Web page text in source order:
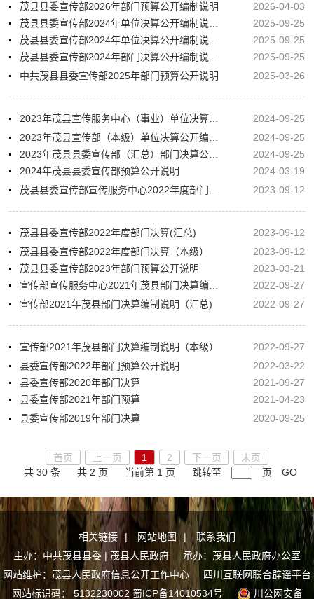
茂县县委宣传部2026年部门预算公开编制说明
2026-04-03
2025-09-25
2025-09-25
2025-09-25
中共茂县县委宣传部2025年部门预算公开说明
2025-03-26
2024-09-25
2024-09-25
2024-09-25
2024年茂县县委宣传部预算公开说明
2024-03-19
2023-09-12
茂县县委宣传部2022年度部门决算(汇总)
2023-09-12
茂县县委宣传部2022年度部门决算（本级）
2023-09-12
茂县县委宣传部2023年部门预算公开说明
2023-03-21
2022-09-27
宣传部2021年茂县部门决算编制说明（汇总)
2022-09-27
宣传部2021年茂县部门决算编制说明（本级）
2022-09-27
县委宣传部2022年部门预算公开说明
2022-03-22
县委宣传部2020年部门决算
2021-09-27
县委宣传部2021年部门预算
2021-04-23
县委宣传部2019年部门决算
2020-09-25
首页 上一页 1 2 下一页
末页
共 30 条
共 2 页 当前第 1 页 跳转至 页 GO
相关链接 | 网站地图 |
联系我们
主办：中共茂县县委 | 茂县人民政府 承办：茂县人民政府办公室
网站维护：茂县人民政府信息公开工作中心
四川互联网联合辟谣平台
网站标识码： 5132230002 蜀ICP备14010534号 川公网安备